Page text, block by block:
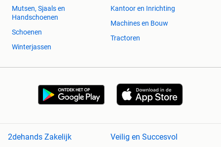
Mutsen, Sjaals en
Handschoenen
Schoenen
Winterjassen
Kantoor en Inrichting
Machines en Bouw
Tractoren
2dehands Zakelijk Veilig en Succesvol